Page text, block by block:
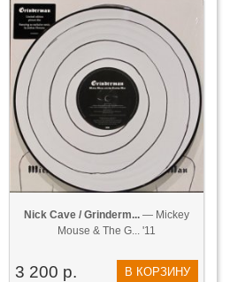
Nick Cave / Grinderm... — Mickey
Mouse & The G... '11
3 200 р. В КОРЗИНУ